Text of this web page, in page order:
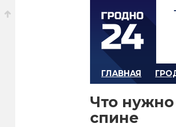
ГЛАВНАЯ
Что
спине